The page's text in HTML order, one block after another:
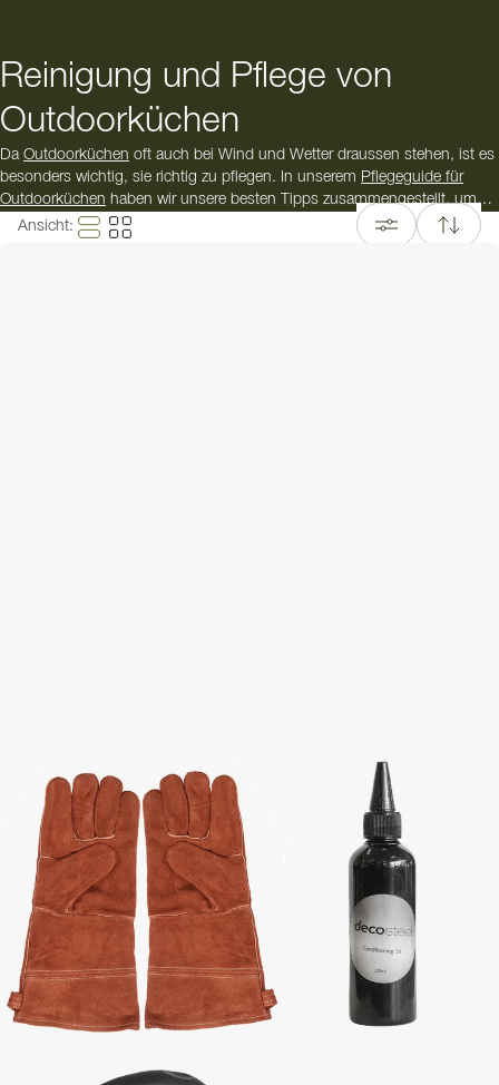
Reinigung und Pflege von
Outdoorküchen
Da Outdoorküchen oft auch bei Wind und Wetter draussen stehen, ist es
besonders wichtig, sie richtig zu pflegen. In unserem Pflegeguide für
Outdoorküchen haben wir unsere besten Tipps zusammengestellt, um
Ihre Aussenküche sauber zu halten.
Ansicht: